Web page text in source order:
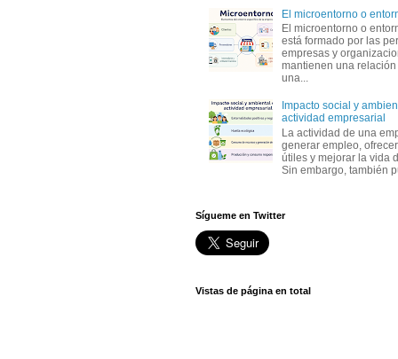
El microentorno o
El microentorno o
está formado por las
empresas y
mantienen una
una...
Impacto social y
actividad empresarial
La actividad de una
generar empleo,
útiles y mejorar la vida
Sin embargo, también
Sígueme en Twitter
Vistas de página en total